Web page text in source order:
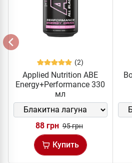
(2)
Applied Nutrition ABE
Energy+Performance 330
мл
88 грн 95 грн
Купить